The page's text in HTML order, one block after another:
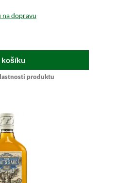
na dopravu
košíku
produktu